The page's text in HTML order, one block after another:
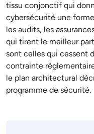
tissu conjonctif qui
cybersécurité une
les audits, les
qui tirent le meilleur
sont celles qui cessent
contrainte
le plan architectural
programme de sécurité.